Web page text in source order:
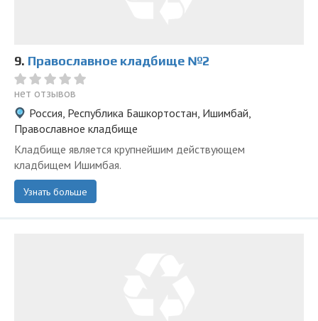
9. Православное кладбище №2
нет отзывов
Россия, Республика Башкортостан, Ишимбай,
Православное кладбище
Кладбище является крупнейшим действующем
кладбищем Ишимбая.
Узнать больше